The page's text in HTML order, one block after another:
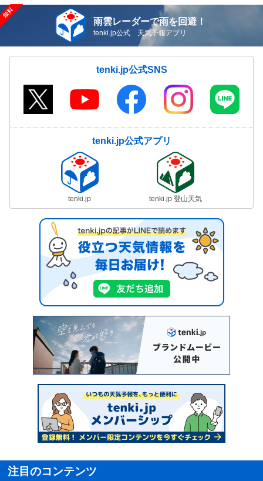
雨雲レーダーで雨を回避！
tenki.jp公式 天気予報アプリ
tenki.jp公式SNS
tenki.jp公式アプリ
tenki.jp tenki.jp 登山天気
注目のコンテンツ